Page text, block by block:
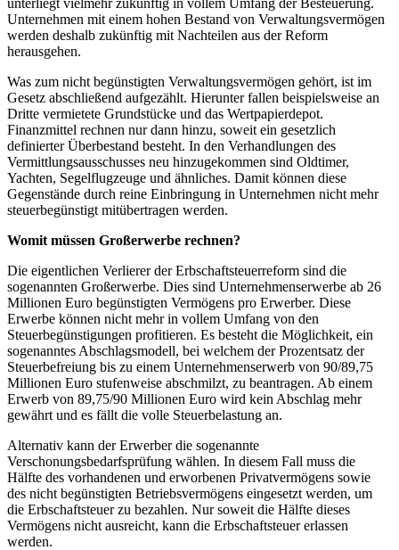
Unternehmen mit einem hohen Bestand von Verwaltungsvermögen
werden deshalb zukünftig mit Nachteilen aus der Reform
herausgehen.
Was zum nicht begünstigten Verwaltungsvermögen gehört, ist im
Gesetz abschließend aufgezählt. Hierunter fallen beispielsweise an
Dritte vermietete Grundstücke und das Wertpapierdepot.
Finanzmittel rechnen nur dann hinzu, soweit ein gesetzlich
definierter Überbestand besteht. In den Verhandlungen des
Vermittlungsausschusses neu hinzugekommen sind Oldtimer,
Yachten, Segelflugzeuge und ähnliches. Damit können diese
Gegenstände durch reine Einbringung in Unternehmen nicht mehr
steuerbegünstigt mitübertragen werden.
Womit müssen Großerwerbe rechnen?
Die eigentlichen Verlierer der Erbschaftsteuerreform sind die
sogenannten Großerwerbe. Dies sind Unternehmenserwerbe ab 26
Millionen Euro begünstigten Vermögens pro Erwerber. Diese
Erwerbe können nicht mehr in vollem Umfang von den
Steuerbegünstigungen profitieren. Es besteht die Möglichkeit, ein
sogenanntes Abschlagsmodell, bei welchem der Prozentsatz der
Steuerbefreiung bis zu einem Unternehmenserwerb von 90/89,75
Millionen Euro stufenweise abschmilzt, zu beantragen. Ab einem
Erwerb von 89,75/90 Millionen Euro wird kein Abschlag mehr
gewährt und es fällt die volle Steuerbelastung an.
Alternativ kann der Erwerber die sogenannte
Verschonungsbedarfsprüfung wählen. In diesem Fall muss die
Hälfte des vorhandenen und erworbenen Privatvermögens sowie
des nicht begünstigten Betriebsvermögens eingesetzt werden, um
die Erbschaftsteuer zu bezahlen. Nur soweit die Hälfte dieses
Vermögens nicht ausreicht, kann die Erbschaftsteuer erlassen
werden.